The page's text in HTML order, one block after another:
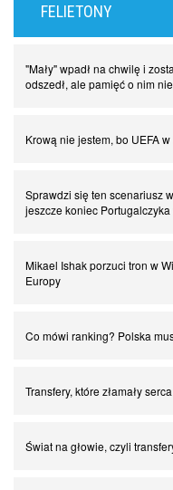
FELIETONY
"Mały" wpadł na chwilę i
odszedł, ale pamięć o nim
Krową nie jestem, bo UEFA
Sprawdzi się ten scenariusz
jeszcze koniec
Mikael Ishak porzuci tron w
Europy
Co mówi ranking? Polska
Transfery, które złamały serca
Świat na głowie, czyli